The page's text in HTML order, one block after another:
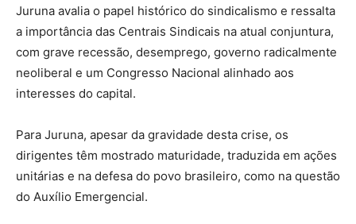
Juruna avalia o papel histórico do sindicalismo e ressalta
a importância das Centrais Sindicais na atual conjuntura,
com grave recessão, desemprego, governo radicalmente
neoliberal e um Congresso Nacional alinhado aos
interesses do capital.
Para Juruna, apesar da gravidade desta crise, os
dirigentes têm mostrado maturidade, traduzida em ações
unitárias e na defesa do povo brasileiro, como na questão
do Auxílio Emergencial.